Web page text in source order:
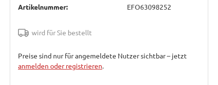
Artikelnummer: EFO63098252
wird für Sie bestellt
Preise sind nur für angemeldete Nutzer sichtbar – jetzt
anmelden oder registrieren.